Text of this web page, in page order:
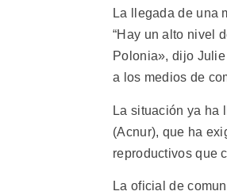
La llegada de una
“Hay un alto nivel
Polonia», dijo
a los medios de
La situación ya ha
(Acnur), que ha
reproductivos que
La oficial de